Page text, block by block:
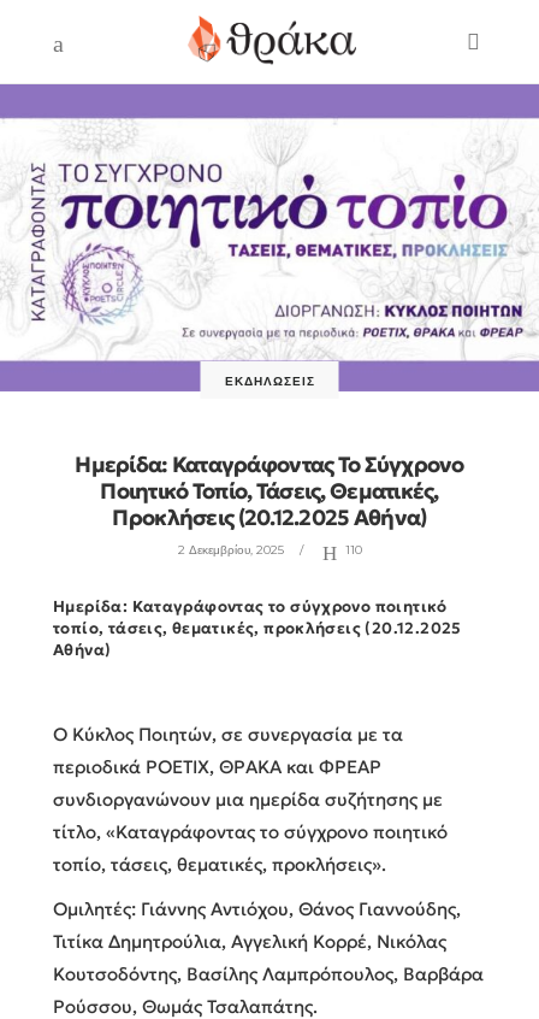
ΕΚΔΗΛΏΣΕΙΣ
Ημερίδα: Καταγράφοντας Το Σύγχρονο
Ποιητικό Τοπίο, Τάσεις, Θεματικές,
Προκλήσεις (20.12.2025 Αθήνα)
2 Δεκεμβρίου, 2025 110
Ημερίδα: Καταγράφοντας το σύγχρονο ποιητικό
τοπίο, τάσεις, θεματικές, προκλήσεις (20.12.2025
Αθήνα)
Ο Κύκλος Ποιητών, σε συνεργασία με τα
περιοδικά POETIX, ΘΡΑΚΑ και ΦΡΕΑΡ
συνδιοργανώνουν μια ημερίδα συζήτησης με
τίτλο, «Καταγράφοντας το σύγχρονο ποιητικό
τοπίο, τάσεις, θεματικές, προκλήσεις».
Ομιλητές: Γιάννης Αντιόχου, Θάνος Γιαννούδης,
Τιτίκα Δημητρούλια, Αγγελική Κορρέ, Νικόλας
Κουτσοδόντης, Βασίλης Λαμπρόπουλος, Βαρβάρα
Ρούσσου, Θωμάς Τσαλαπάτης.